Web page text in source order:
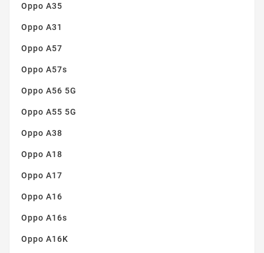
Oppo A35
Oppo A31
Oppo A57
Oppo A57s
Oppo A56 5G
Oppo A55 5G
Oppo A38
Oppo A18
Oppo A17
Oppo A16
Oppo A16s
Oppo A16K